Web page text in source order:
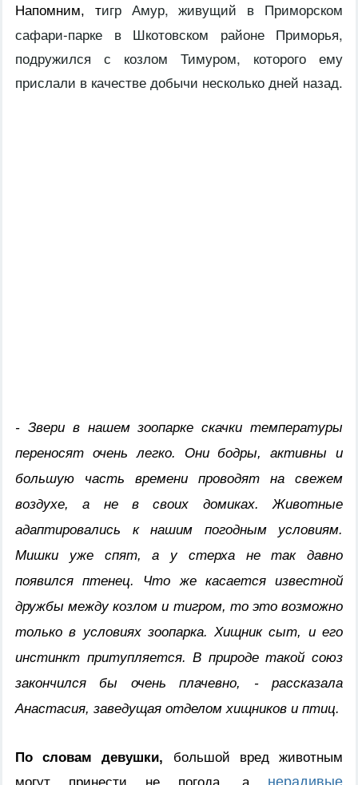
Напомним, тигр Амур, живущий в Приморском
сафари-парке в Шкотовском районе Приморья,
подружился с козлом Тимуром, которого ему
прислали в качестве добычи несколько дней назад.
- Звери в нашем зоопарке скачки температуры
переносят очень легко. Они бодры, активны и
большую часть времени проводят на свежем
воздухе, а не в своих домиках. Животные
адаптировались к нашим погодным условиям.
Мишки уже спят, а у стерха не так давно
появился птенец. Что же касается известной
дружбы между козлом и тигром, то это возможно
только в условиях зоопарка. Хищник сыт, и его
инстинкт притупляется. В природе такой союз
закончился бы очень плачевно, - рассказала
Анастасия, заведущая отделом хищников и птиц.
По словам девушки, большой вред животным